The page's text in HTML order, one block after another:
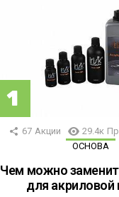
67 Акции 29.4к
ОСНОВА
Чем можно
для акриловой